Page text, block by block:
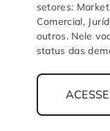
setores:
Comercial,
outros. Nele
status das